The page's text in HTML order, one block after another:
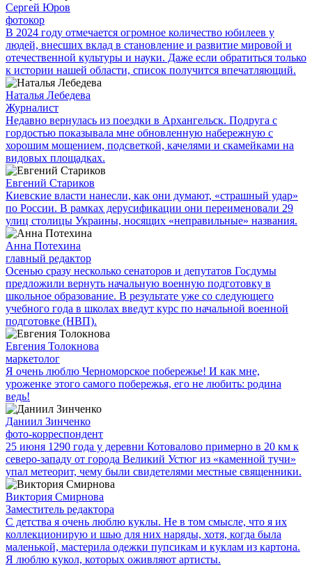
Сергей Юров
фотокор
В 2024 году отмечается огромное количество юбилеев у
людей, внесших вклад в становление и развитие мировой и
отечественной культуры и науки. Даже если обратиться только
к истории нашей области, список получится впечатляющий.
Наталья Лебедева
Журналист
Недавно вернулась из поездки в Архангельск. Подруга с
гордостью показывала мне обновленную набережную с
хорошим мощением, подсветкой, качелями и скамейками на
видовых площадках.
Евгений Стариков
Киевские власти нанесли, как они думают, «страшный удар»
по России. В рамках дерусификации они переименовали 29
улиц столицы Украины, носящих «неправильные» названия.
Анна Потехина
главный редактор
Осенью сразу несколько сенаторов и депутатов Госдумы
предложили вернуть начальную военную подготовку в
школьное образование. В результате уже со следующего
учебного года в школах введут курс по начальной военной
подготовке (НВП).
Евгения Толокнова
маркетолог
Я очень люблю Черноморское побережье! И как мне,
уроженке этого самого побережья, его не любить: родина
ведь!
Даниил Зинченко
фото-корреспондент
25 июня 1290 года у деревни Котовалово примерно в 20 км к
северо-западу от города Великий Устюг из «каменной тучи»
упал метеорит, чему были свидетелями местные священники.
Виктория Смирнова
Заместитель редактора
С детства я очень люблю куклы. Не в том смысле, что я их
коллекционирую и шью для них наряды, хотя, когда была
маленькой, мастерила одежки пупсикам и куклам из картона.
Я люблю кукол, которых оживляют артисты.